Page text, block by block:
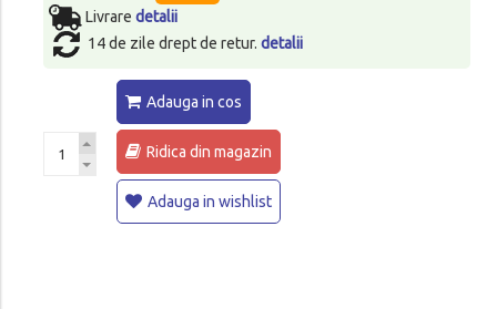
Livrare detalii
14 de zile drept de retur. detalii
Adauga in cos
Ridica din magazin
Adauga in wishlist